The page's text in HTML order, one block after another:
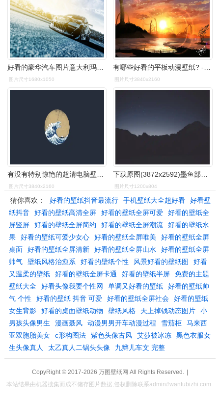
图片尺寸1680x1050 图片尺寸3840x2160
图片尺寸3840x2160 图片尺寸1200x804
猜你喜欢： 好看的壁纸抖音最流行 手机壁纸大全超好看
好看壁
纸抖音
好看的壁纸高清全屏 好看的壁纸全屏可爱
好看的壁纸全
屏竖屏
好看的壁纸全屏简约 好看的壁纸全屏潮流
好看的壁纸水
果
好看的壁纸可爱少女心 好看的壁纸全屏唯美
好看的壁纸全屏
桌面
好看的壁纸全屏清新 好看的壁纸全屏山水
好看的壁纸全屏
帅气
壁纸风格治愈系 好看的壁纸个性 风景好看的壁纸图
好看
又温柔的壁纸
好看的壁纸全屏卡通 好看的壁纸半屏
免费的主题
壁纸大全
好看头像我要个性网 单调又好看的壁纸
好看的壁纸帅
气 个性
好看的壁纸 抖音 可爱 好看的壁纸全屏社会
好看的壁纸
女生背影
好看的桌面壁纸动物 壁纸风格 天上掉钱动态图片
小
男孩头像男生
漫画聂风 动漫男男开车动漫过程 雪茄柜
马来西
亚双胞胎美女
c形构图法 紫色头像古风 艾莎被冰冻
黑色衣服女
生头像真人
太乙真人二锅头头像 九辫儿车文 完整
CopyRight © 2017-2026 万图壁纸网 All Rights Reserved.
|
本站结果由机器搜集而成不储存图片数据,侵权删除联系admin#wantubizhi.com